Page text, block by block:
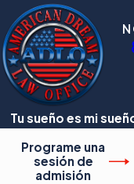
Tu sueño es mi
Programe una
sesión de
admisión